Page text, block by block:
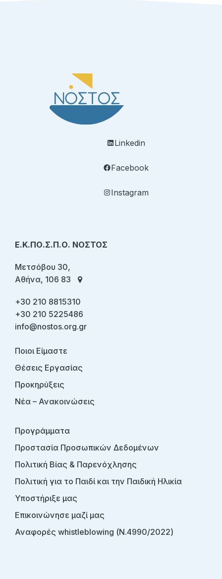
Linkedin
Facebook
Instagram
Ε.Κ.ΠΟ.Σ.Π.Ο. ΝΟΣΤΟΣ
Μετσόβου 30,
Αθήνα, 106 83
+30 210 8815310
+30 210 5225486
info@nostos.org.gr
Ποιοι Είμαστε
Θέσεις Εργασίας
Προκηρύξεις
Νέα – Ανακοινώσεις
Προγράμματα
Προστασία Προσωπικών Δεδομένων
Πολιτική Βίας & Παρενόχλησης
Πολιτική για το Παιδί και την Παιδική Ηλικία
Υποστήριξε μας
Επικοινώνησε μαζί μας
Αναφορές whistleblowing (Ν.4990/2022)